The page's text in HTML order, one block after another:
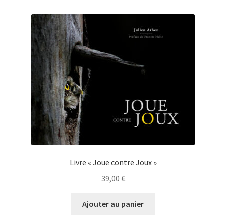
Livre « Joue contre Joux »
39,00 €
Ajouter au panier